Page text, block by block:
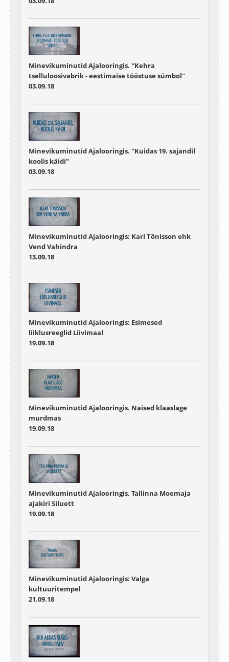
Minevikuminutid Ajalooringis. "Kehra
tselluloosivabrik - eestimaise tööstuse sümbol"
03.09.18
Minevikuminutid Ajalooringis. "Kuidas 19. sajandil
koolis käidi"
03.09.18
Minevikuminutid Ajalooringis: Karl Tõnisson ehk
Vend Vahindra
13.09.18
Minevikuminutid Ajalooringis: Esimesed
liiklusreeglid Liivimaal
19.09.18
Minevikuminutid Ajalooringis. Naised klaaslage
murdmas
19.09.18
Minevikuminutid Ajalooringis. Tallinna Moemaja
ajakiri Siluett
19.09.18
Minevikuminutid Ajalooringis: Valga
kultuuritempel
21.09.18